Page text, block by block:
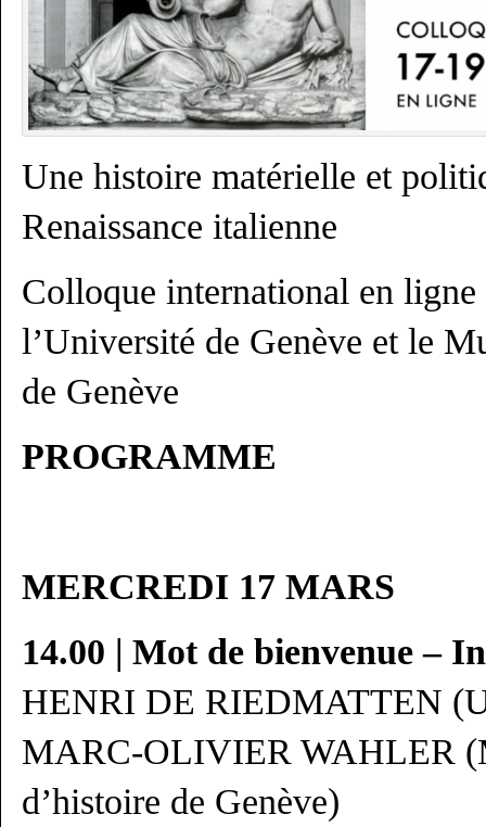
Une histoire matérielle et
Renaissance italienne
Colloque international en ligne
l’Université de Genève et le
de Genève
PROGRAMME
MERCREDI 17 MARS
14.00 | Mot de bienvenue –
HENRI DE RIEDMATTEN
MARC-OLIVIER WAHLER
d’histoire de Genève)